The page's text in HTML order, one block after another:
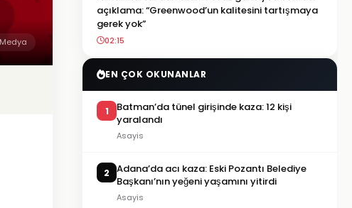
açıklama: “Greenwood’un kalitesini tartışmaya
gerek yok”
02:15
EN ÇOK OKUNANLAR
1
Batman’da tünel girişinde kaza: 12 kişi
yaralandı
Asayis
2
Adana’da acı kaza: Eski Pozantı Belediye
Başkanı’nın yeğeni yaşamını yitirdi
Asayis